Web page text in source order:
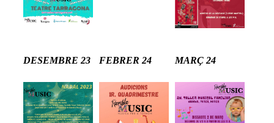
DESEMBRE 23 FEBRER 24 MARÇ 24